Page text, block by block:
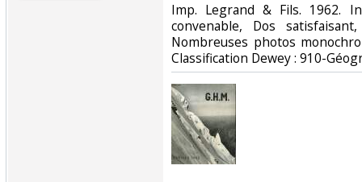
‎Imp. Legrand & Fils. 1962.
convenable, Dos
Nombreuses photos
Classification Dewey : 910-